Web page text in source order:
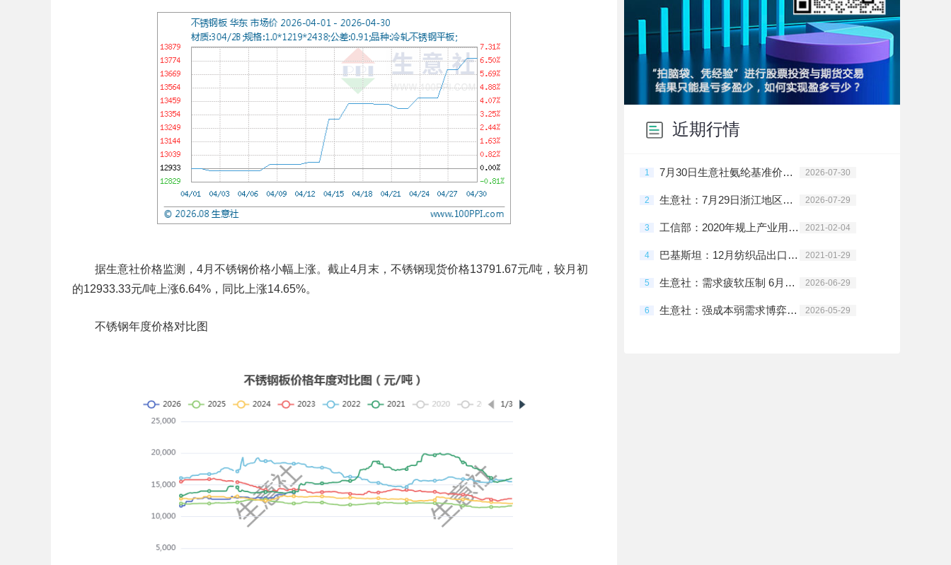
据生意社价格监测，4月不锈钢价格小幅上涨。截止4月末，不锈钢现货价格13791.67元/吨，较月初
的12933.33元/吨上涨6.64%，同比上涨14.65%。
不锈钢年度价格对比图
近期行情
1 7月30日生意社氨纶基准价为29666.67元/吨 2026-07-30
2 生意社：7月29日浙江地区氨纶市场整理运行 2026-07-29
3 工信部：2020年规上产业用纺织品企业利润同比增203.2% 2021-02-04
4 巴基斯坦：12月纺织品出口劲增 棉花需求旺盛 2021-01-29
5 生意社：需求疲软压制 6月氨纶价格高位调整 2026-06-29
6 生意社：强成本弱需求博弈之下 5月氨纶价格先涨后跌 2026-05-29